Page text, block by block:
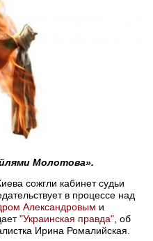
Молотова».
сожгли кабинет судьи
в процессе над
Александровым и
"Украинская правда" , об
Ирина Ромалийская.